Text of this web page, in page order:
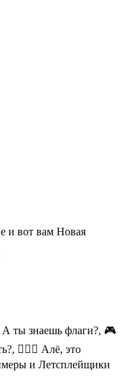
и вот вам Новая
ты знаешь флаги?, 🎮
👮🏻‍♂️ Алё, это
и Летсплейщики